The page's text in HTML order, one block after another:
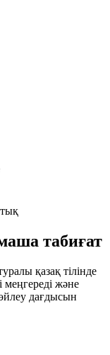
табиғат
қазақ тілінде
меңгереді және
дағдысын